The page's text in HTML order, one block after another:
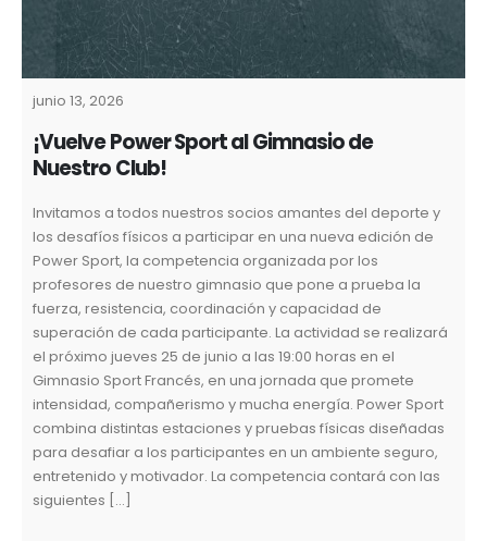
junio 13, 2026
¡Vuelve Power Sport al Gimnasio de
Nuestro Club!
Invitamos a todos nuestros socios amantes del deporte y
los desafíos físicos a participar en una nueva edición de
Power Sport, la competencia organizada por los
profesores de nuestro gimnasio que pone a prueba la
fuerza, resistencia, coordinación y capacidad de
superación de cada participante. La actividad se realizará
el próximo jueves 25 de junio a las 19:00 horas en el
Gimnasio Sport Francés, en una jornada que promete
intensidad, compañerismo y mucha energía. Power Sport
combina distintas estaciones y pruebas físicas diseñadas
para desafiar a los participantes en un ambiente seguro,
entretenido y motivador. La competencia contará con las
siguientes […]